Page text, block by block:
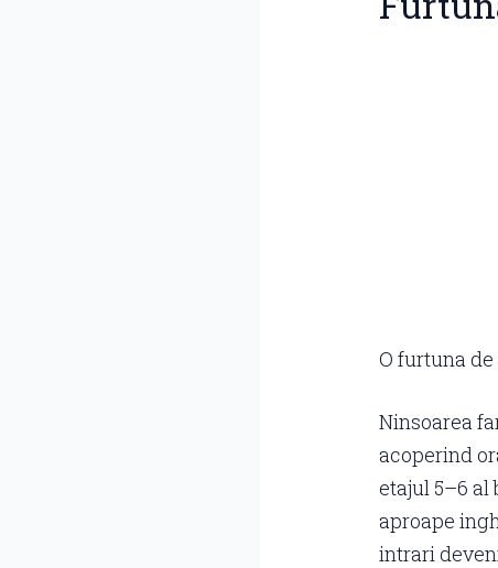
O furtuna
Ninsoarea
acoperind
etajul 5–6
aproape
intrari